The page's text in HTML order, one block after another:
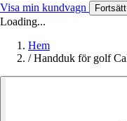
Visa min kundvagn
Loading...
Hem
/ Handduk för golf